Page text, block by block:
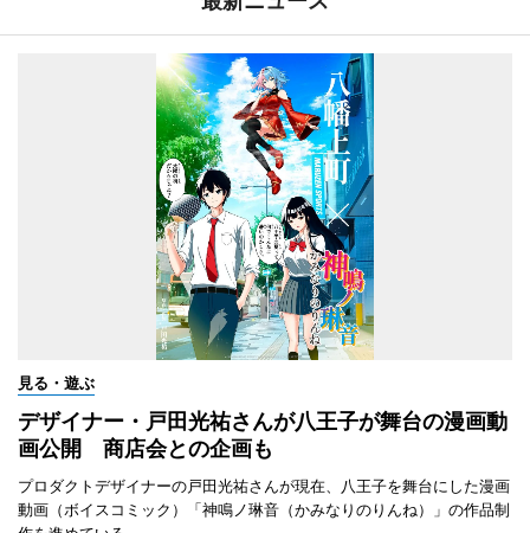
見る・遊ぶ
デザイナー・戸田光祐さんが八王子が舞台の漫画動
画公開 商店会との企画も
プロダクトデザイナーの戸田光祐さんが現在、八王子を舞台にした漫画
動画（ボイスコミック）「神鳴ノ琳音（かみなりのりんね）」の作品制